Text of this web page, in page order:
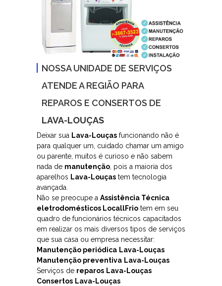
Consul,
Electrolux,
Bosch, GE, LG,
Samsung
NOSSA UNIDADE DE SERVIÇOS
ATENDE A REGIÃO PARA
REPAROS E CONSERTOS DE
LAVA-LOUÇAS
Deixar sua Lava-Louças funcionando não é
para qualquer um, cuidado chamar um amigo
ou parente, muitos é curioso e não sabem
nada de manutenção, pois a maioria dos
aparelhos Lava-Louças tem tecnologia
avançada.
Não se preocupe a Assistência Técnica
eletrodomésticos LocallFrio tem em seu
quadro de funcionários técnicos capacitados
em realizar os mais diversos tipos de serviços
que sua casa ou empresa necessitar:
Manutenção periódica Lava-Louças
Manutenção preventiva Lava-Louças
Serviços de reparos Lava-Louças
Consertos Lava-Louças